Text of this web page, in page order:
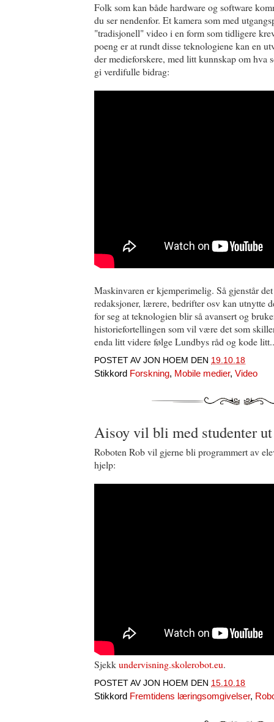
Folk som kan både hardware og software
du ser nendenfor. Et kamera som med
"tradisjonell" video i en form som tidligere
poeng er at rundt disse teknologiene kan en
der medieforskere, med litt kunnskap om hva
gi verdifulle bidrag:
Maskinvaren er kjemperimelig. Så gjenstår
redaksjoner, lærere, bedrifter osv kan utnytte
for seg at teknologien blir så avansert og
historiefortellingen som vil være det som
enda litt videre følge Lundbys råd og kode
POSTET AV JON HOEM DEN 19.10.18
Stikkord Forskning, Mobile medier, Video
Aisoy vil bli med studenter
Roboten Rob vil gjerne bli programmert av
hjelp:
Sjekkundervisning.skolerobot.eu.
POSTET AV JON HOEM DEN 15.10.18
Stikkord Fremtidens læringsomgivelser,